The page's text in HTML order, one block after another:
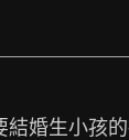
婚生小孩